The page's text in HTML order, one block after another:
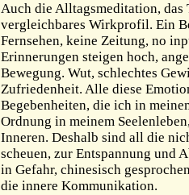
Auch die Alltagsmeditation, das
vergleichbares Wirkprofil. Ein
Fernsehen, keine Zeitung, no
Erinnerungen steigen hoch,
Bewegung. Wut, schlechtes
Zufriedenheit. Alle diese
Begebenheiten, die ich in
Ordnung in meinem
Inneren. Deshalb sind all die
scheuen, zur Entspannung und
in Gefahr, chinesisch
die innere Kommunikation.